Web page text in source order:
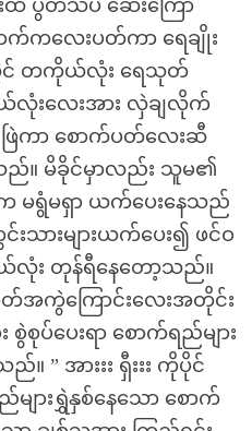
ထဲ ပွတ်သပ် ဆေးကြော
က်ကလေးပတ်ကာ ရေချိုး
င် တကိုယ်လုံး ရေသုတ်
လုံးလေးအား လှဲချလိုက်
ဖြဲကာ စောက်ပတ်လေးဆီ
။ မိခိုင်မှာလည်း သူမ၏
မရွံမရှာ ယက်ပေးနေသည်
သားများယက်ပေး၍ ဖင်ဝ
လုံး တုန်ရီနေတော့သည်။
အကွဲကြောင်းလေးအတိုင်း
စုပ်ပေးရာ စောက်ရည်များ
။ ” အားးး ရှီးးး ကိုပိုင်
များရွှဲနှစ်နေသော စောက်